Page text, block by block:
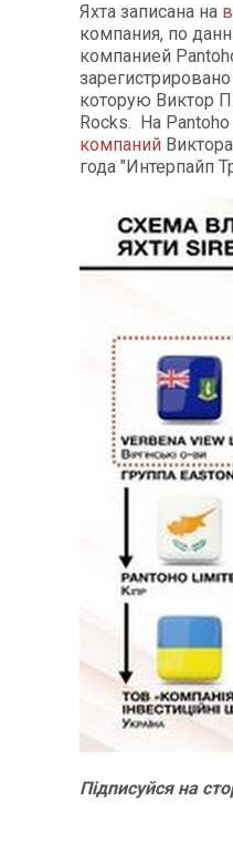
Яхта записана на
компания, по
компанией
которую Виктор
Rocks. На
компаний
года "Интерпайп
Підписуйся на